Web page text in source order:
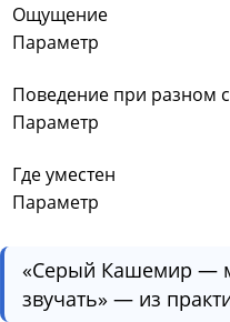
Ощущение
Параметр
Поведение при разном
Параметр
Где уместен
Параметр
«Серый Кашемир —
звучать» — из